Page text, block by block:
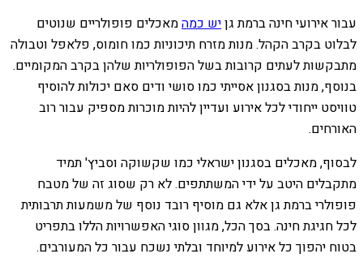
עבור אירועי חינה ברמת גןיש כמהמאכלים פופולריים שנוטים
לבלוט בקרב הקהל. מנות מזרח תיכוניות כמו חומוס, פלאפל וטבולה
מתבקשות לעתים קרובות בשל הפופולריות שלהן בקרב המקומיים.
בנוסף, מנות בסגנון אסייתי כמו סושי ודים סאם יכולות להוסיף
טוויסט ייחודי לכל אירוע ועדיין להיות מוכרות מספיק עבור רוב
האורחים.
לבסוף, מאכלים בסגנון ישראלי כמו שקשוקה וסביץ' תמיד
מתקבלים היטב על ידי המשתתפים. לא רק שסוג זה של מטבח
פופולרי ברמת גן אלא גם מוסיף רובד נוסף של משמעות תרבותית
לכל חגיגת חינה. בסך הכל, מגוון סוגי האפשרויות הללו בתפריט
בטוח יהפוך כל אירוע למיוחד ובלתי נשכח עבור כל המעורבים.